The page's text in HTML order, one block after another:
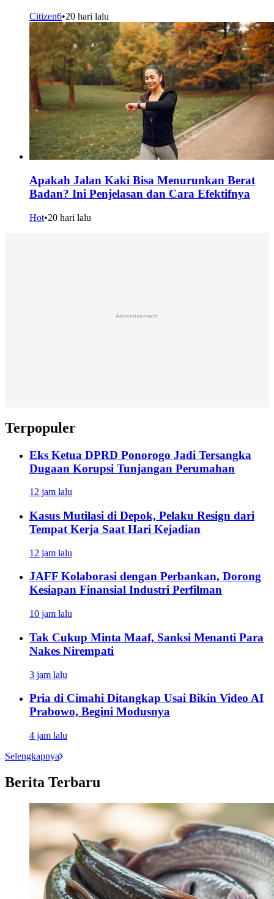
Citizen6•20 hari lalu
Apakah Jalan Kaki Bisa Menurunkan Berat
Badan? Ini Penjelasan dan Cara Efektifnya
Hot•20 hari lalu
Advertisement
Terpopuler
Eks Ketua DPRD Ponorogo Jadi Tersangka
Dugaan Korupsi Tunjangan Perumahan
12 jam lalu
Kasus Mutilasi di Depok, Pelaku Resign dari
Tempat Kerja Saat Hari Kejadian
12 jam lalu
JAFF Kolaborasi dengan Perbankan, Dorong
Kesiapan Finansial Industri Perfilman
10 jam lalu
Tak Cukup Minta Maaf, Sanksi Menanti Para
Nakes Nirempati
3 jam lalu
Pria di Cimahi Ditangkap Usai Bikin Video AI
Prabowo, Begini Modusnya
4 jam lalu
Selengkapnya
Berita Terbaru